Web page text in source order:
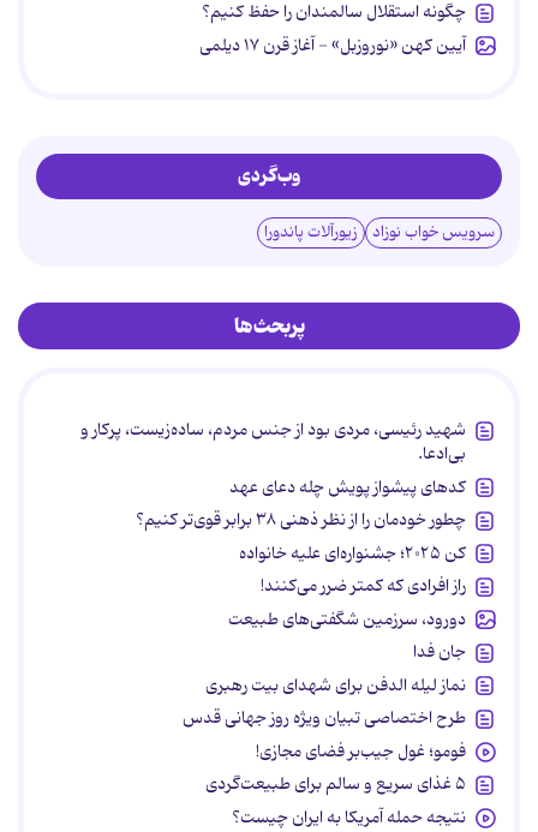
چگونه استقلال سالمندان را حفظ کنیم؟
آیین کهن «نوروزبل» - آغاز قرن ۱۷ دیلمی
وب‌گردی
سرویس خواب نوزاد زیورآلات پاندورا
پربحث‌ها
شهید رئیسی، مردی بود از جنس مردم، ساده‌زیست، پرکار و
بی‌ادعا.
کدهای پیشواز پویش چله دعای عهد
چطور خودمان را از نظر ذهنی ۳۸ برابر قوی‌تر کنیم؟
کن ۲۰۲۵؛ جشنواره‌ای علیه خانواده
راز افرادی که کمتر ضرر می‌کنند!
دورود، سرزمین شگفتی‌های طبیعت
جان فدا
نماز لیله الدفن برای شهدای بیت رهبری
طرح اختصاصی تبیان ویژه روز جهانی قدس
فومو؛ غول جیب‌بر فضای مجازی!
۵ غذای سریع و سالم برای طبیعت‌گردی
نتیجه حمله آمریکا به ایران چیست؟